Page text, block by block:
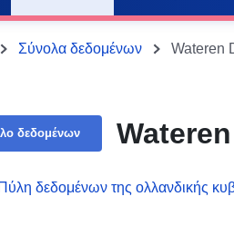
Σύνολα δεδομένων Wateren
δεδομένων
Πύλη δεδομένων της ολλανδικής